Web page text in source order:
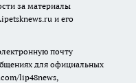
за материалы
и его
почту
для официальных
lip48news,